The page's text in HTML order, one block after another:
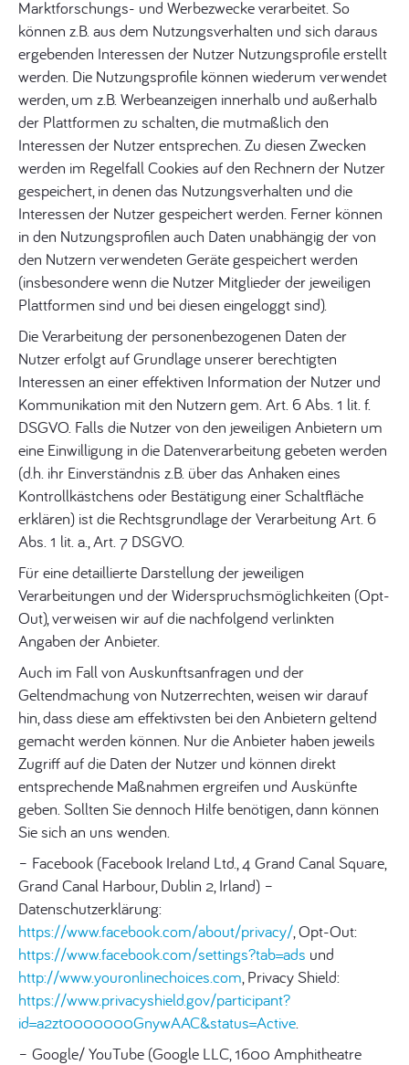
Marktforschungs- und Werbezwecke verarbeitet. So
können z.B. aus dem Nutzungsverhalten und sich daraus
ergebenden Interessen der Nutzer Nutzungsprofile erstellt
werden. Die Nutzungsprofile können wiederum verwendet
werden, um z.B. Werbeanzeigen innerhalb und außerhalb
der Plattformen zu schalten, die mutmaßlich den
Interessen der Nutzer entsprechen. Zu diesen Zwecken
werden im Regelfall Cookies auf den Rechnern der Nutzer
gespeichert, in denen das Nutzungsverhalten und die
Interessen der Nutzer gespeichert werden. Ferner können
in den Nutzungsprofilen auch Daten unabhängig der von
den Nutzern verwendeten Geräte gespeichert werden
(insbesondere wenn die Nutzer Mitglieder der jeweiligen
Plattformen sind und bei diesen eingeloggt sind).
Die Verarbeitung der personenbezogenen Daten der
Nutzer erfolgt auf Grundlage unserer berechtigten
Interessen an einer effektiven Information der Nutzer und
Kommunikation mit den Nutzern gem. Art. 6 Abs. 1 lit. f.
DSGVO. Falls die Nutzer von den jeweiligen Anbietern um
eine Einwilligung in die Datenverarbeitung gebeten werden
(d.h. ihr Einverständnis z.B. über das Anhaken eines
Kontrollkästchens oder Bestätigung einer Schaltfläche
erklären) ist die Rechtsgrundlage der Verarbeitung Art. 6
Abs. 1 lit. a., Art. 7 DSGVO.
Für eine detaillierte Darstellung der jeweiligen
Verarbeitungen und der Widerspruchsmöglichkeiten (Opt-
Out), verweisen wir auf die nachfolgend verlinkten
Angaben der Anbieter.
Auch im Fall von Auskunftsanfragen und der
Geltendmachung von Nutzerrechten, weisen wir darauf
hin, dass diese am effektivsten bei den Anbietern geltend
gemacht werden können. Nur die Anbieter haben jeweils
Zugriff auf die Daten der Nutzer und können direkt
entsprechende Maßnahmen ergreifen und Auskünfte
geben. Sollten Sie dennoch Hilfe benötigen, dann können
Sie sich an uns wenden.
– Facebook (Facebook Ireland Ltd., 4 Grand Canal Square,
Grand Canal Harbour, Dublin 2, Irland) –
Datenschutzerklärung:
https://www.facebook.com/about/privacy/, Opt-Out:
https://www.facebook.com/settings?tab=ads und
http://www.youronlinechoices.com, Privacy Shield:
https://www.privacyshield.gov/participant?
id=a2zt0000000GnywAAC&status=Active.
– Google/ YouTube (Google LLC, 1600 Amphitheatre